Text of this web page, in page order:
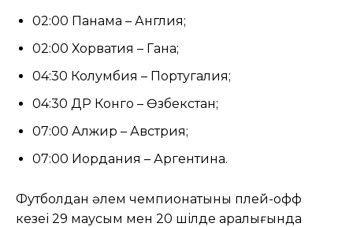
02:00 Панама – Англия;
02:00 Хорватия – Гана;
04:30 Колумбия – Португалия;
04:30 ДР Конго – Өзбекстан;
07:00 Алжир – Австрия;
07:00 Иордания – Аргентина.
Футболдан әлем чемпионатының плей-офф
кезеңі 29 маусым мен 20 шілде аралығында